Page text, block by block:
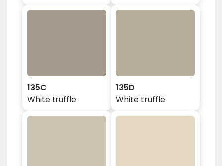
135C
White truffle
135D
White truffle